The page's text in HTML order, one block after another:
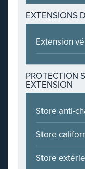
EXTENSIONS
Extension
PROTECTION
EXTENSION
Store anti-
Store
Store